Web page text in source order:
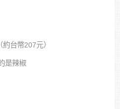
台幣207元）
是辣椒